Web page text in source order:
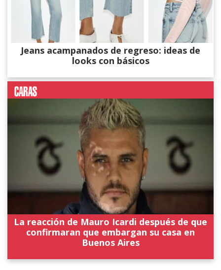
Jeans acampanados de regreso: ideas de
looks con básicos
La reacción de Mauro Icardi después de que
confirmaran que embargan su casa en
Buenos Aires